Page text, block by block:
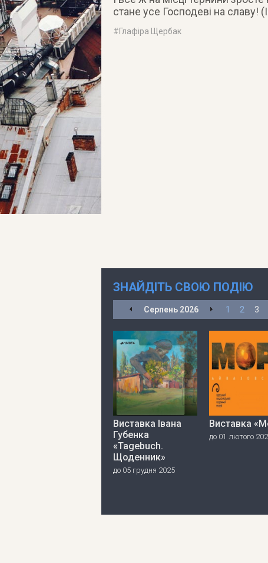
стане усе Господеві на славу!
#Глафіра Щербак
ЗНАЙДІТЬ СВОЮ ПОДІЮ
Серпень 2026 1 2 3
Виставка Івана
Губенка
«Tagebuch.
Щоденник»
до 05 грудня 2025
Виставка
до 01 лютого